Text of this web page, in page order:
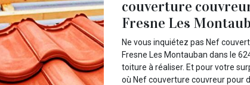
couverture
Fresne Les
Ne vous inquiétez pas Nef
Fresne Les Montauban dans le
toiture à réaliser. Et pour votre
où Nef couverture couvreur pour